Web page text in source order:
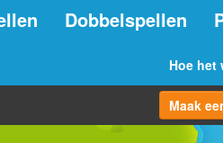
Dobbelspellen
Hoe het
Maak